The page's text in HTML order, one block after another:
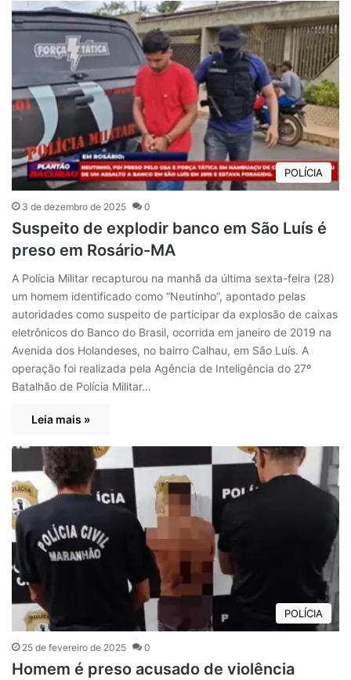
POLÍCIA
3 de dezembro de 2025 0
Suspeito de explodir banco em São Luís é
preso em Rosário-MA
A Polícia Militar recapturou na manhã da última sexta-feira (28)
um homem identificado como “Neutinho”, apontado pelas
autoridades como suspeito de participar da explosão de caixas
eletrônicos do Banco do Brasil, ocorrida em janeiro de 2019 na
Avenida dos Holandeses, no bairro Calhau, em São Luís. A
operação foi realizada pela Agência de Inteligência do 27º
Batalhão de Polícia Militar…
Leia mais »
POLÍCIA
25 de fevereiro de 2025 0
Homem é preso acusado de violência